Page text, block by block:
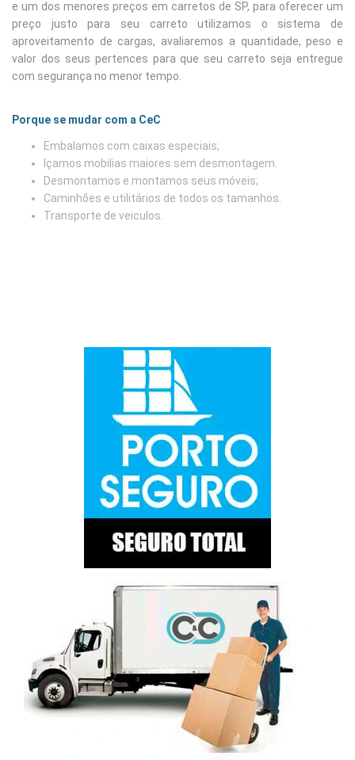
e um dos menores preços em carretos de SP, para oferecer um
preço justo para seu carreto utilizamos o sistema de
aproveitamento de cargas, avaliaremos a quantidade, peso e
valor dos seus pertences para que seu carreto seja entregue
com segurança no menor tempo.
Porque se mudar com a CeC
Embalamos com caixas especiais;
Içamos mobilias maiores sem desmontagem.
Desmontamos e montamos seus móveis;
Caminhões e utilitários de todos os tamanhos.
Transporte de veiculos.